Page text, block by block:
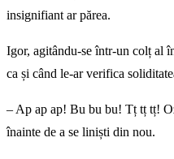
insignifiant ar părea.
Igor, agitându-se într-un colț al
ca și când le-ar verifica
– Ap ap ap! Bu bu bu! Tț tț tț!
înainte de a se liniști din nou.